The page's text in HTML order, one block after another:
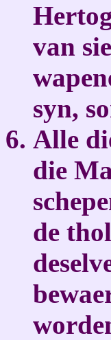
van
syn,
Alle
die
de